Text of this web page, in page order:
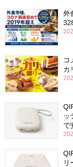
外
コ
カ
ッ
で
リ